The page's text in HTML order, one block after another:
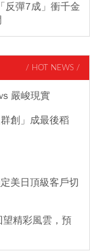
反彈7成」衝千金
/ HOT NEWS /
嚴峻現實
創」成最後稻
美日頂級客戶切
精彩風雲，預